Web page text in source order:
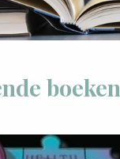
boeken